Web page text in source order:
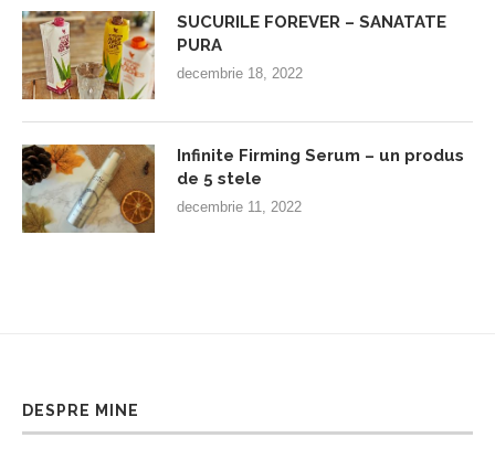
SUCURILE FOREVER – SANATATE
PURA
decembrie 18, 2022
Infinite Firming Serum – un produs
de 5 stele
decembrie 11, 2022
DESPRE MINE